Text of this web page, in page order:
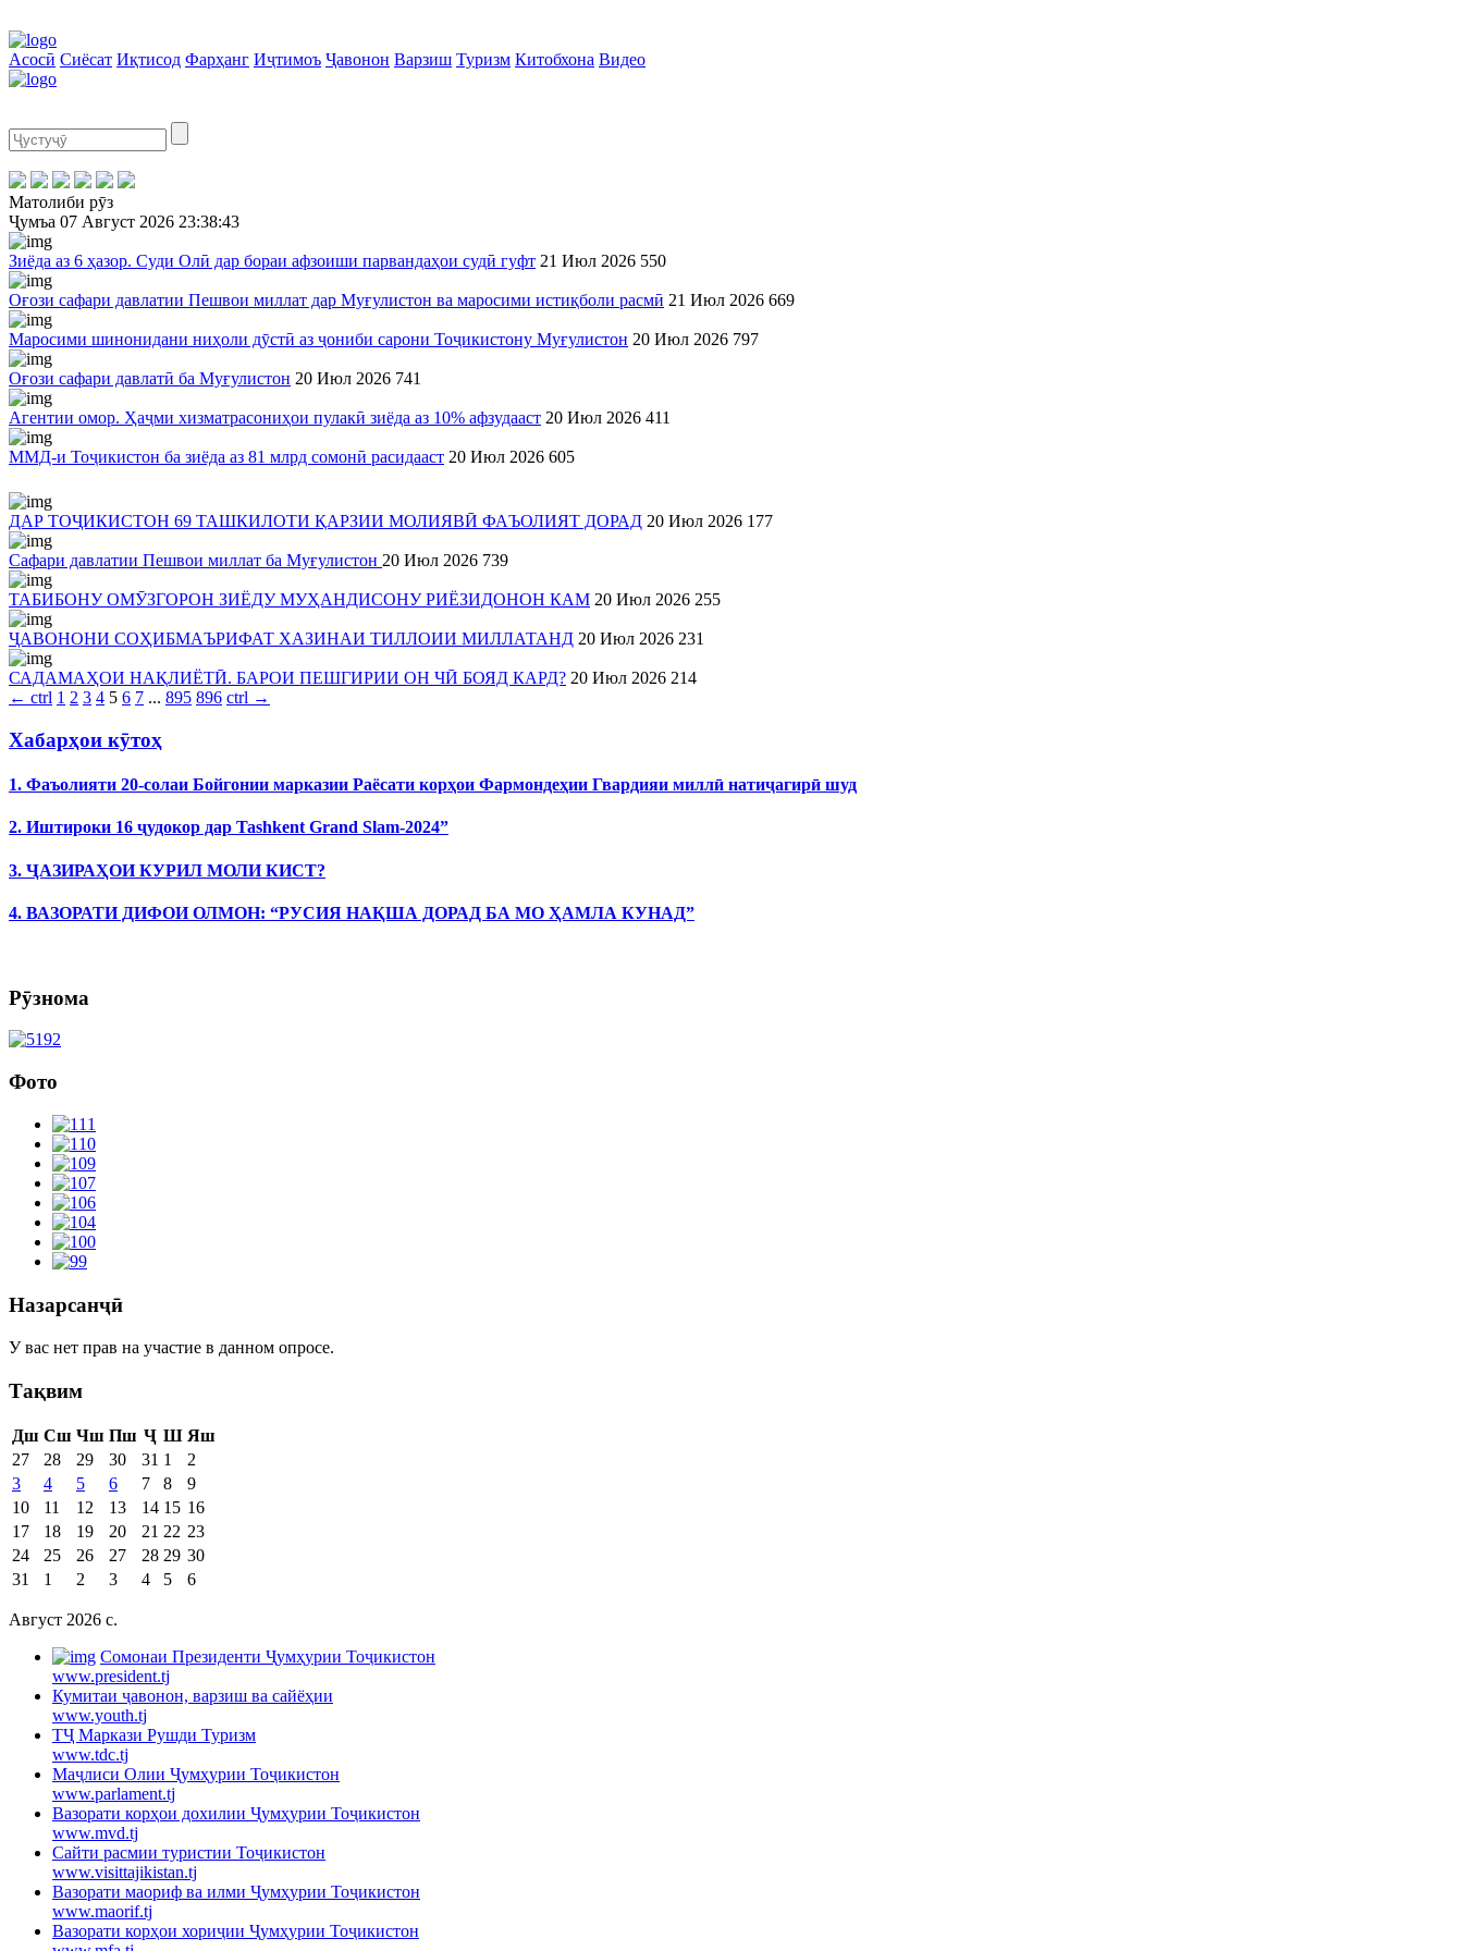
Асосӣ Сиёсат Иқтисод Фарҳанг Иҷтимоъ Ҷавонон Варзиш Туризм Китобхона Видео
Матолиби рӯз
Ҷумъа 07 Август 2026 23:38:43
Зиёда аз 6 ҳазор. Суди Олӣ дар бораи афзоиши парвандаҳои судӣ гуфт 21 Июл 2026 550
Оғози сафари давлатии Пешвои миллат дар Муғулистон ва маросими истиқболи расмӣ 21 Июл 2026 669
Маросими шинонидани ниҳоли дӯстӣ аз ҷониби сарони Тоҷикистону Муғулистон 20 Июл 2026 797
Оғози сафари давлатӣ ба Муғулистон 20 Июл 2026 741
Агентии омор. Ҳаҷми хизматрасониҳои пулакӣ зиёда аз 10% афзудааст 20 Июл 2026 411
ММД-и Тоҷикистон ба зиёда аз 81 млрд сомонӣ расидааст 20 Июл 2026 605
ДАР ТОҶИКИСТОН 69 ТАШКИЛОТИ ҚАРЗИИ МОЛИЯВӢ ФАЪОЛИЯТ ДОРАД 20 Июл 2026 177
Сафари давлатии Пешвои миллат ба Муғулистон 20 Июл 2026 739
ТАБИБОНУ ОМӮЗГОРОН ЗИЁДУ МУҲАНДИСОНУ РИЁЗИДОНОН КАМ 20 Июл 2026 255
ҶАВОНОНИ СОҲИБМАЪРИФАТ ХАЗИНАИ ТИЛЛОИИ МИЛЛАТАНД 20 Июл 2026 231
САДАМАҲОИ НАҚЛИЁТӢ. БАРОИ ПЕШГИРИИ ОН ЧӢ БОЯД КАРД? 20 Июл 2026 214
← ctrl 1 2 3 4 5 6 7 ... 895 896 ctrl →
Хабарҳои кӯтоҳ
1. Фаъолияти 20-солаи Бойгонии марказии Раёсати корҳои Фармондеҳии Гвардияи миллӣ натиҷагирӣ шуд
2. Иштироки 16 ҷудокор дар Tashkent Grand Slam-2024”
3. ҶАЗИРАҲОИ КУРИЛ МОЛИ КИСТ?
4. ВАЗОРАТИ ДИФОИ ОЛМОН: “РУСИЯ НАҚША ДОРАД БА МО ҲАМЛА КУНАД”
Рӯзнома
Фото
Назарсанҷӣ
У вас нет прав на участие в данном опросе.
Тақвим
Дш Сш Чш Пш Ҷ Ш Яш
27
28 29 30 31 1
2
3
4 5 6 7 8
9
10
11 12 13 14 15 16
17
18 19 20 21 22 23
24
25 26 27 28 29 30
31
1 2 3 4 5 6
Август 2026 c.
Cомонаи Президенти Ҷумҳурии Тоҷикистон
www.president.tj
Кумитаи ҷавонон, варзиш ва сайёҳии
www.youth.tj
ТҶ Маркази Рушди Туризм
www.tdc.tj
Маҷлиси Олии Ҷумҳурии Тоҷикистон
www.parlament.tj
Вазорати корҳои дохилии Ҷумҳурии Тоҷикистон
www.mvd.tj
Сайти расмии туристии Тоҷикистон
www.visittajikistan.tj
Вазорати маориф ва илми Ҷумҳурии Тоҷикистон
www.maorif.tj
Вазорати корҳои хориҷии Ҷумҳурии Тоҷикистон